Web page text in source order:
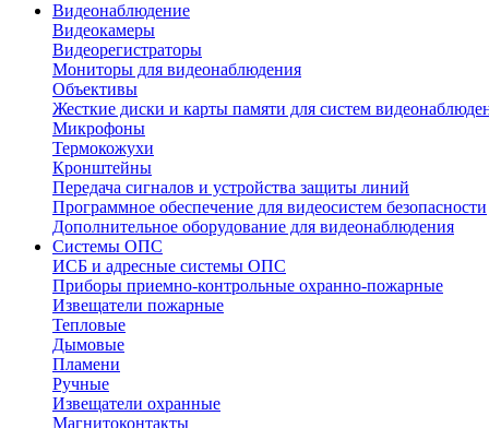
Видеонаблюдение
Видеокамеры
Видеорегистраторы
Мониторы для видеонаблюдения
Объективы
Жесткие диски и карты памяти для систем
Микрофоны
Термокожухи
Кронштейны
Передача сигналов и устройства защиты линий
Программное обеспечение для видеосистем безопасности
Дополнительное оборудование для видеонаблюдения
Системы ОПС
ИСБ и адресные системы ОПС
Приборы приемно-контрольные охранно-пожарные
Извещатели пожарные
Тепловые
Дымовые
Пламени
Ручные
Извещатели охранные
Магнитоконтакты